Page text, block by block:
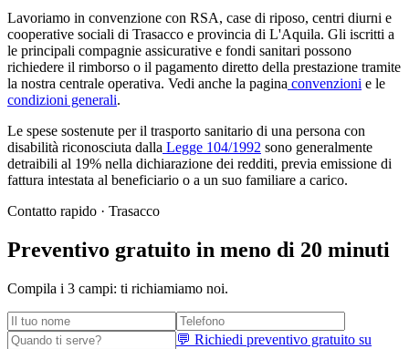
Lavoriamo in convenzione con RSA, case di riposo, centri diurni e
cooperative sociali di Trasacco e provincia di L'Aquila. Gli iscritti a
le principali compagnie assicurative e fondi sanitari possono
richiedere il rimborso o il pagamento diretto della prestazione tramite
la nostra centrale operativa. Vedi anche la pagina convenzioni e le
condizioni generali.
Le spese sostenute per il trasporto sanitario di una persona con
disabilità riconosciuta dalla Legge 104/1992 sono generalmente
detraibili al 19% nella dichiarazione dei redditi, previa emissione di
fattura intestata al beneficiario o a un suo familiare a carico.
Contatto rapido · Trasacco
Preventivo gratuito in meno di 20 minuti
Compila i 3 campi: ti richiamiamo noi.
💬 Richiedi preventivo gratuito su